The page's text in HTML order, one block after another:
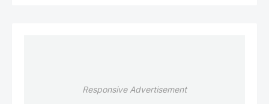
Responsive Advertisement